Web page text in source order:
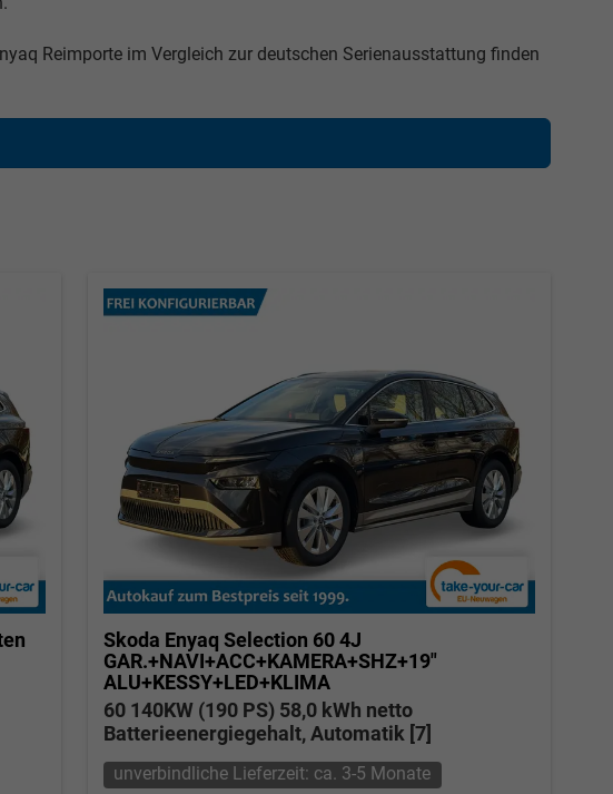
Reimporte im Vergleich zur deutschen Serienausstattung finden
Skoda Enyaq Selection 60 4J
GAR.+NAVI+ACC+KAMERA+SHZ+19"
ALU+KESSY+LED+KLIMA
60 140KW (190 PS) 58,0 kWh netto
Batterieenergiegehalt, Automatik [7]
unverbindliche Lieferzeit: ca. 3-5 Monate